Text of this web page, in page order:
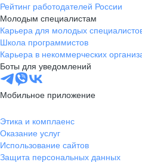
Рейтинг работодателей России
Молодым специалистам
Карьера для молодых
Школа программистов
Карьера в некоммерческих
Боты для уведомлений
Мобильное приложение
Этика и комплаенс
Оказание услуг
Использование сайтов
Защита персональных данных